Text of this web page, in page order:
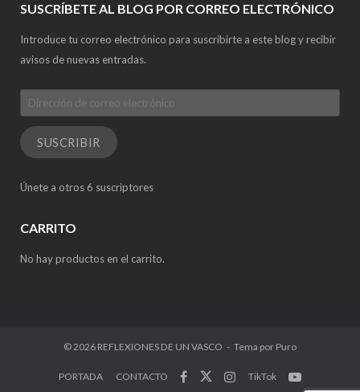
SUSCRÍBETE AL BLOG POR CORREO ELECTRÓNICO
Introduce tu correo electrónico para suscribirte a este blog y recibir
avisos de nuevas entradas.
Dirección
de
correo
electrónico
SUSCRIBIR
Únete a otros 6 suscriptores
CARRITO
No hay productos en el carrito.
© 2026 REFLEXIONES DE UN VASCO Tema por Puro
PORTADA CONTACTO TikTok